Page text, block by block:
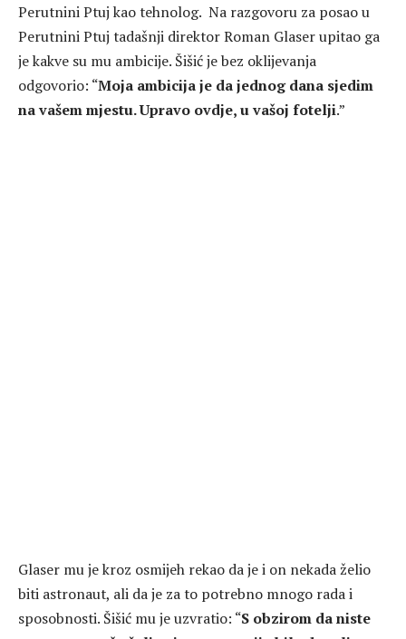
Perutnini Ptuj kao tehnolog. Na razgovoru za posao u
Perutnini Ptuj tadašnji direktor Roman Glaser upitao ga
je kakve su mu ambicije. Šišić je bez oklijevanja
odgovorio: “Moja ambicija je da jednog dana sjedim
na vašem mjestu. Upravo ovdje, u vašoj fotelji.”
Glaser mu je kroz osmijeh rekao da je i on nekada želio
biti astronaut, ali da je za to potrebno mnogo rada i
sposobnosti. Šišić mu je uzvratio: “S obzirom da niste